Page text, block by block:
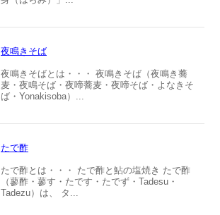
夜鳴きそば
夜鳴きそばとは・・・ 夜鳴きそば（夜鳴き蕎
麦・夜鳴そば・夜啼蕎麦・夜啼そば・よなきそ
ば・Yonakisoba）...
たで酢
たで酢とは・・・ たで酢と鮎の塩焼き たで酢
（蓼酢・蓼す・たです・たでず・Tadesu・
Tadezu）は、 タ...